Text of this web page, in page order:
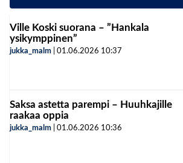
Ville Koski suorana – ”Hankala
ysikymppinen”
jukka_malm 01.06.2026 10:37
Saksa astetta parempi – Huuhkajille
raakaa oppia
jukka_malm 01.06.2026 10:36